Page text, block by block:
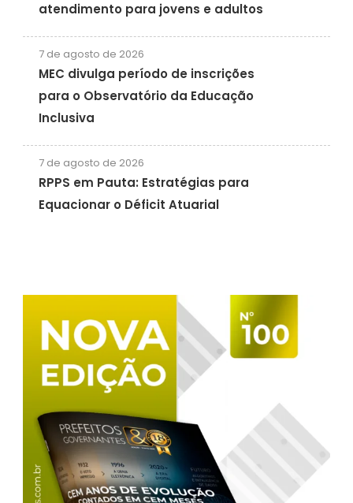
atendimento para jovens e adultos
7 de agosto de 2026
MEC divulga período de inscrições
para o Observatório da Educação
Inclusiva
7 de agosto de 2026
RPPS em Pauta: Estratégias para
Equacionar o Déficit Atuarial